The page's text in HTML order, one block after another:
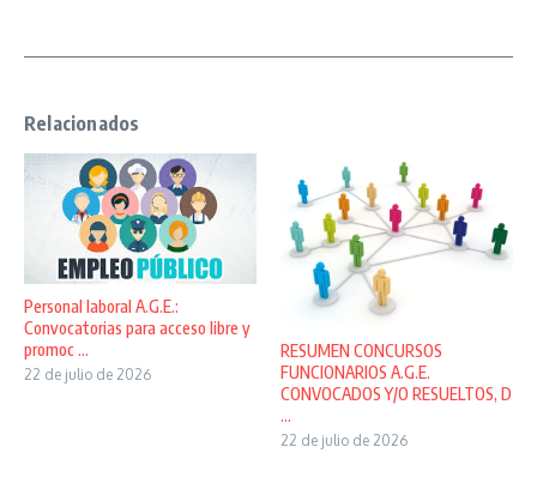
Relacionados
Personal laboral A.G.E.:
Convocatorias para acceso libre y
promoc ...
22 de julio de 2026
RESUMEN CONCURSOS
FUNCIONARIOS A.G.E.
CONVOCADOS Y/O RESUELTOS, D
...
22 de julio de 2026